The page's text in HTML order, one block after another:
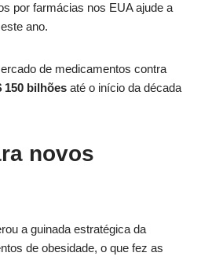
por farmácias nos EUA ajude a
ano.
de medicamentos contra
150 bilhões até o início da década
novos
a guinada estratégica da
de obesidade, o que fez as